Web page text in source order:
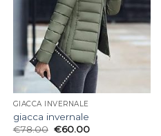
GIACCA INVERNALE
giacca invernale
€78.00 €60.00